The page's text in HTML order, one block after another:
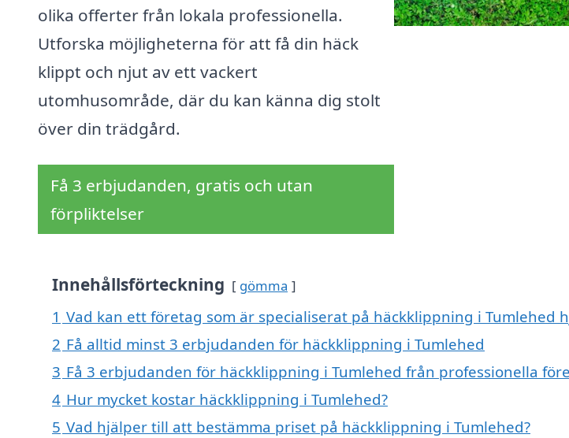
olika offerter från lokala professionella.
Utforska möjligheterna för att få din häck
klippt och njut av ett vackert
utomhusområde, där du kan känna dig stolt
över din trädgård.
Få 3 erbjudanden, gratis och utan
förpliktelser
Innehållsförteckning gömma
1 Vad kan ett företag som är specialiserat på häckklippning i Tumlehed
2 Få alltid minst 3 erbjudanden för häckklippning i Tumlehed
3 Få 3 erbjudanden för häckklippning i Tumlehed från professionella
4 Hur mycket kostar häckklippning i Tumlehed?
5 Vad hjälper till att bestämma priset på häckklippning i Tumlehed?